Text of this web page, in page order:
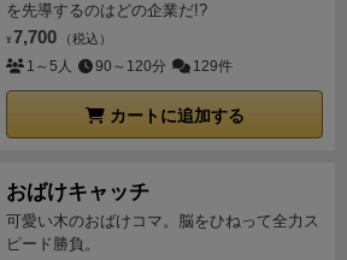
を先導するのはどの企業だ!?
¥ 7,700 （税込）
1～5人 90～120分 129件
カートに追加する
おばけキャッチ
可愛い木のおばけコマ。脳をひねって全力ス
ピード勝負。